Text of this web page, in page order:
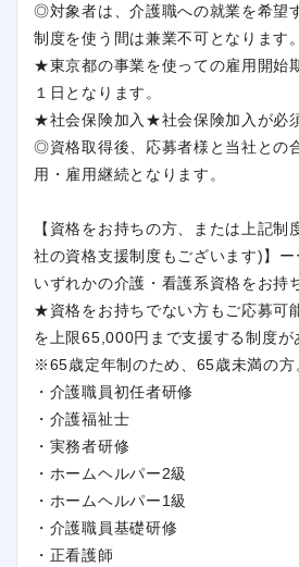
◎対象者は、介護職への就業を希望
制度を使う間は兼業不可となります。
★東京都の事業を使っての雇用開始
１日となります。
★社会保険加入★社会保険加入が必
◎資格取得後、応募者様と当社との
用・雇用継続となります。
【資格をお持ちの方、または上記制
社の資格支援制度もございます)】ー
いずれかの介護・看護系資格をお持
★資格をお持ちでない方もご応募可
を上限65,000円まで支援する制度が
※65歳定年制のため、65歳未満の方
・介護職員初任者研修
・介護福祉士
・実務者研修
・ホームヘルパー2級
・ホームヘルパー1級
・介護職員基礎研修
・正看護師